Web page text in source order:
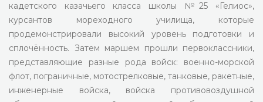
кадетского казачьего класса школы №25 «Гелиос»,
курсантов мореходного училища, которые
продемонстрировали высокий уровень подготовки и
сплочённость. Затем маршем прошли первоклассники,
представляющие разные рода войск: военно-морской
флот, пограничные, мотострелковые, танковые, ракетные,
инженерные войска, войска противовоздушной